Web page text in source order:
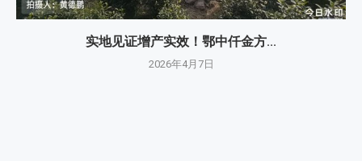
实地见证增产实效！鄂中仟金方...
2026年4月7日